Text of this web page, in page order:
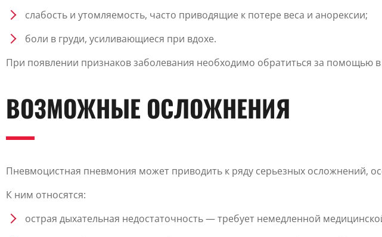
слабость и утомляемость, часто приводящие к потере веса и анорексии;
боли в груди, усиливающиеся при вдохе.
При появлении признаков заболевания необходимо обратиться за помощью
ВОЗМОЖНЫЕ ОСЛОЖНЕНИЯ
Пневмоцистная пневмония может приводить к ряду серьезных осложнений,
К ним относятся:
острая дыхательная недостаточность — требует немедленной